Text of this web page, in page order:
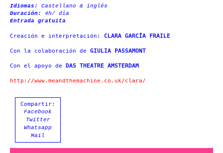
Idiomas: Castellano & inglés
Duración: 4h/ día
Entrada gratuita
Creación e interpretación: CLARA GARCÍA FRAILE
Con la colaboración de GIULIA PASSAMONT
Con el apoyo de DAS THEATRE AMSTERDAM
http://www.meandthemachine.co.uk/clara/
Compartir:
Facebook
Twitter
Whatsapp
Mail